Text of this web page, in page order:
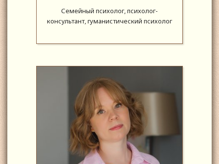
Семейный психолог, психолог-
консультант, гуманистический психолог